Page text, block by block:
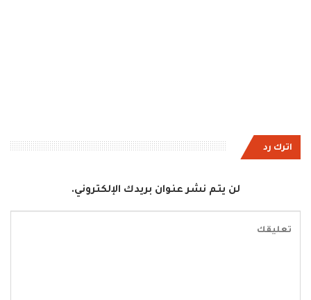
اترك رد
لن يتم نشر عنوان بريدك الإلكتروني.